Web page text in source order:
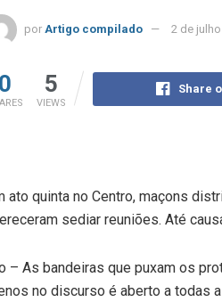
por Artigo compilado 2 de
0 5
VIEWS
Share
ato quinta no Centro, maçons
sediar reuniões. Até
– As bandeiras que puxam os
no discurso é aberto a todas